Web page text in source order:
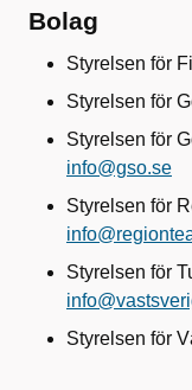
Bolag
Styrelsen för
Styrelsen för
Styrelsen för
info@gso.se
Styrelsen för
Styrelsen för
Styrelsen för